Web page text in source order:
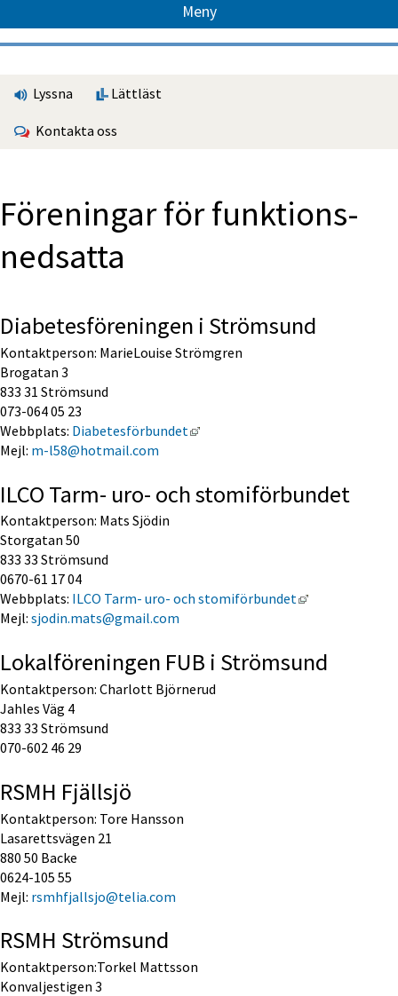
Meny
Lyssna Lättläst
Kontakta oss
Föreningar för funktions­
nedsatta
Diabetesföreningen i Strömsund
Kontaktperson: MarieLouise Strömgren
Brogatan 3
833 31 Strömsund
073-064 05 23
Webbplats: Diabetesförbundet
Länk till annan webbplats,
Mejl: m-l58@hotmail.com
ILCO Tarm- uro- och stomiförbundet
Kontaktperson: Mats Sjödin
Storgatan 50
833 33 Strömsund
0670-61 17 04
Webbplats: ILCO Tarm- uro- och stomiförbundet Länk till
Mejl: sjodin.mats@gmail.com
Lokalföreningen FUB i Strömsund
Kontaktperson: Charlott Björnerud
Jahles Väg 4
833 33 Strömsund
070-602 46 29
RSMH Fjällsjö
Kontaktperson: Tore Hansson
Lasarettsvägen 21
880 50 Backe
0624-105 55
Mejl: rsmhfjallsjo@telia.com
RSMH Strömsund
Kontaktperson:Torkel Mattsson
Konvaljestigen 3